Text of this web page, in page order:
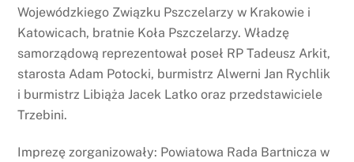
Wojewódzkiego Związku Pszczelarzy w Krakowie i
Katowicach, bratnie Koła Pszczelarzy. Władzę
samorządową reprezentował poseł RP Tadeusz Arkit,
starosta Adam Potocki, burmistrz Alwerni Jan Rychlik
i burmistrz Libiąża Jacek Latko oraz przedstawiciele
Trzebini.
Imprezę zorganizowały: Powiatowa Rada Bartnicza w